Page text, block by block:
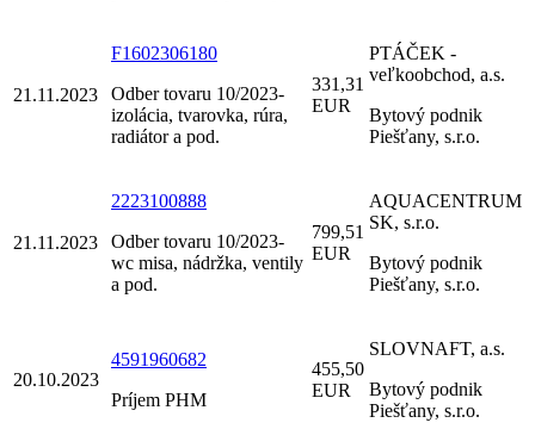
21.11.2023
F1602306180
Odber tovaru 10/2023-
izolácia, tvarovka, rúra,
radiátor a pod.
331,31
EUR
PTÁČEK -
veľkoobchod, a.s.
Bytový podnik
Piešťany, s.r.o.
21.11.2023
2223100888
Odber tovaru 10/2023-
wc misa, nádržka, ventily
a pod.
799,51
EUR
AQUACENTRUM
SK, s.r.o.
Bytový podnik
Piešťany, s.r.o.
20.10.2023
4591960682
Príjem PHM
455,50
EUR
SLOVNAFT, a.s.
Bytový podnik
Piešťany, s.r.o.